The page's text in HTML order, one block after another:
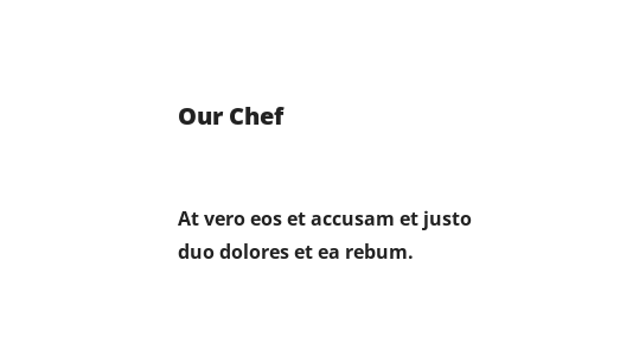
Our Chef
At vero eos et accusam et justo
duo dolores et ea rebum.